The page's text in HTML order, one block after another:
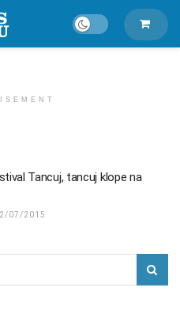
Tancuj, tancuj klope na
07/2015